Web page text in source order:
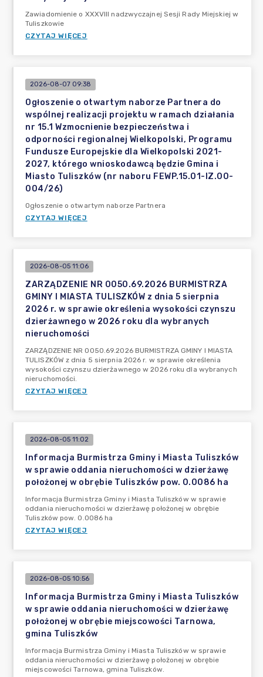
Zawiadomienie o XXXVIII nadzwyczajnej Sesji Rady Miejskiej w
Tuliszkowie
CZYTAJ WIĘCEJ
2026-08-07 09:38
Ogłoszenie o otwartym naborze Partnera do
wspólnej realizacji projektu w ramach działania
nr 15.1 Wzmocnienie bezpieczeństwa i
odporności regionalnej Wielkopolski, Programu
Fundusze Europejskie dla Wielkopolski 2021-
2027, którego wnioskodawcą będzie Gmina i
Miasto Tuliszków (nr naboru FEWP.15.01-IZ.00-
004/26)
Ogłoszenie o otwartym naborze Partnera
CZYTAJ WIĘCEJ
2026-08-05 11:06
ZARZĄDZENIE NR 0050.69.2026 BURMISTRZA
GMINY I MIASTA TULISZKÓW z dnia 5 sierpnia
2026 r. w sprawie określenia wysokości czynszu
dzierżawnego w 2026 roku dla wybranych
nieruchomości
ZARZĄDZENIE NR 0050.69.2026 BURMISTRZA GMINY I MIASTA
TULISZKÓW z dnia 5 sierpnia 2026 r. w sprawie określenia
wysokości czynszu dzierżawnego w 2026 roku dla wybranych
nieruchomości.
CZYTAJ WIĘCEJ
2026-08-05 11:02
Informacja Burmistrza Gminy i Miasta Tuliszków
w sprawie oddania nieruchomości w dzierżawę
położonej w obrębie Tuliszków pow. 0.0086 ha
Informacja Burmistrza Gminy i Miasta Tuliszków w sprawie
oddania nieruchomości w dzierżawę położonej w obrębie
Tuliszków pow. 0.0086 ha
CZYTAJ WIĘCEJ
2026-08-05 10:56
Informacja Burmistrza Gminy i Miasta Tuliszków
w sprawie oddania nieruchomości w dzierżawę
położonej w obrębie miejscowości Tarnowa,
gmina Tuliszków
Informacja Burmistrza Gminy i Miasta Tuliszków w sprawie
oddania nieruchomości w dzierżawę położonej w obrębie
miejscowości Tarnowa, gmina Tuliszków.